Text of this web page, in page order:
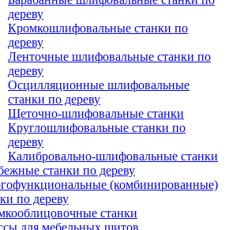
дереву
Кромкошлифовальные станки по
дереву
Ленточные шлифовальные станки по
дереву
Осцилляционные шлифовальные
станки по дереву
Щеточно-шлифовальные станки
Круглошлифовальные станки по
дереву
Калибровально-шлифовальные станки
станки по дереву
(комбинированные)
по дереву
станки
для мебельных щитов